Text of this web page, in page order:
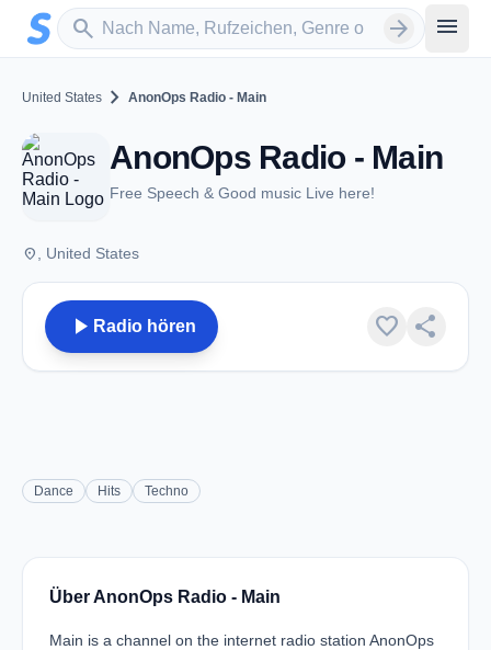
Zum Hauptinhalt springen
search
Sender suchen arrow_forward menu
United States chevron_right AnonOps Radio - Main
AnonOps Radio - Main
Free Speech & Good music Live here!
place , United States
play_arrow Radio hören favorite share
Dance Hits Techno
Über AnonOps Radio - Main
Main is a channel on the internet radio station AnonOps